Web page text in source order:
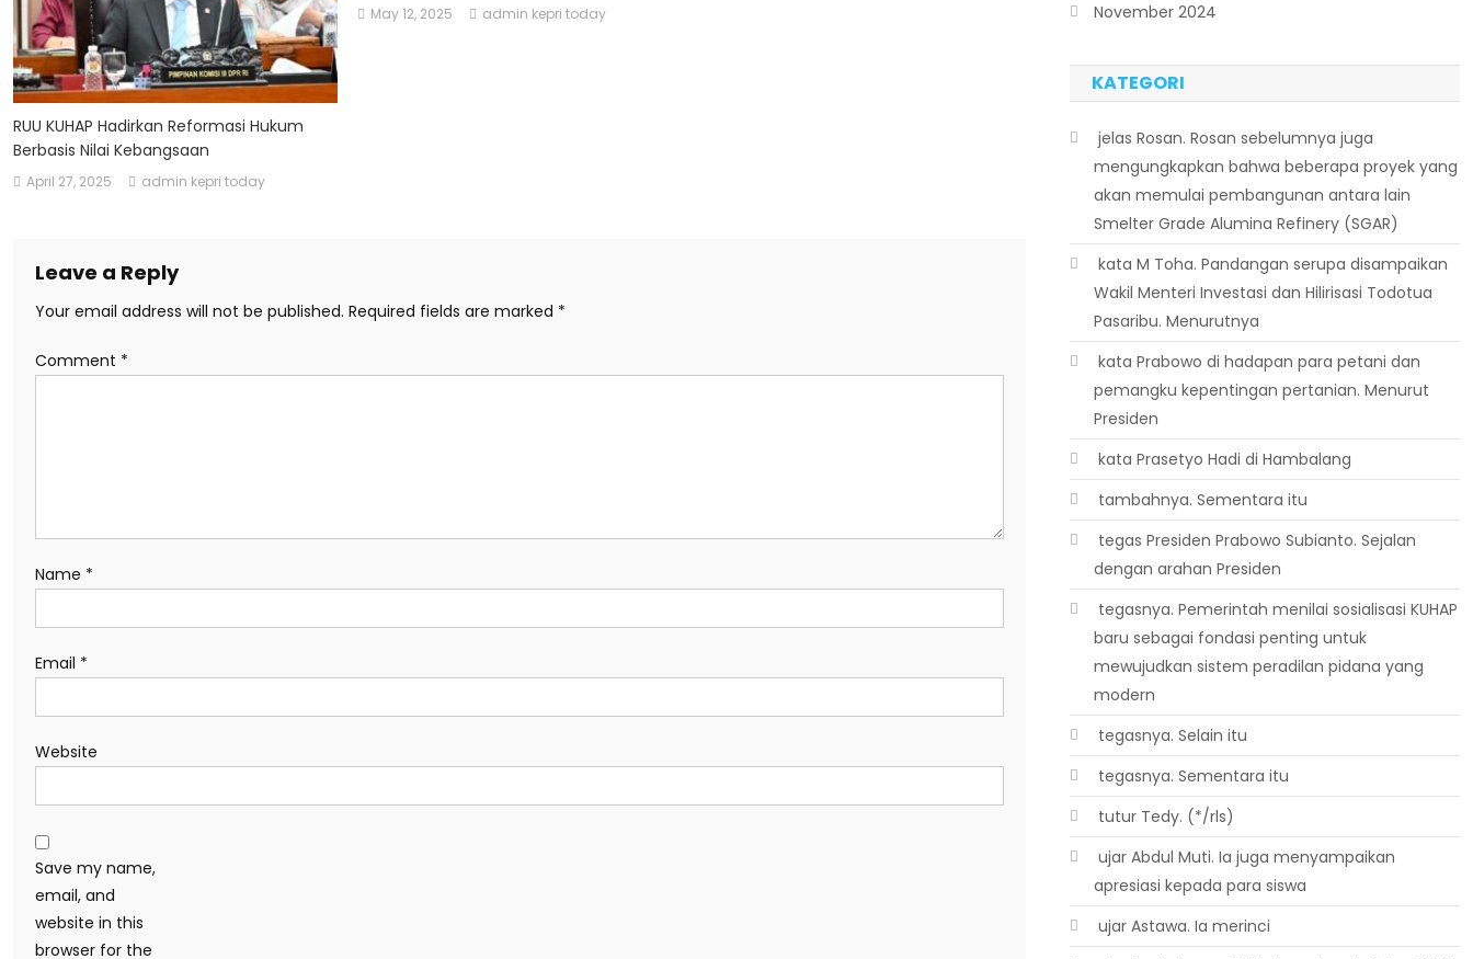
RUU KUHAP Hadirkan Reformasi Hukum
Berbasis Nilai Kebangsaan
April 27, 2025 admin kepri today
May 12, 2025 admin kepri today
Leave a Reply
Your email address will not be published. Required fields are marked *
Comment *
Name *
Email *
Website
Save my name,
email, and
website in this
browser for the
November 2024
KATEGORI
 jelas Rosan. Rosan sebelumnya juga
mengungkapkan bahwa beberapa proyek yang
akan memulai pembangunan antara lain
Smelter Grade Alumina Refinery (SGAR)
 kata M Toha. Pandangan serupa disampaikan
Wakil Menteri Investasi dan Hilirisasi Todotua
Pasaribu. Menurutnya
 kata Prabowo di hadapan para petani dan
pemangku kepentingan pertanian. Menurut
Presiden
 kata Prasetyo Hadi di Hambalang
 tambahnya. Sementara itu
 tegas Presiden Prabowo Subianto. Sejalan
dengan arahan Presiden
 tegasnya. Pemerintah menilai sosialisasi KUHAP
baru sebagai fondasi penting untuk
mewujudkan sistem peradilan pidana yang
modern
 tegasnya. Selain itu
 tegasnya. Sementara itu
 tutur Tedy. (*/rls)
 ujar Abdul Muti. Ia juga menyampaikan
apresiasi kepada para siswa
 ujar Astawa. Ia merinci